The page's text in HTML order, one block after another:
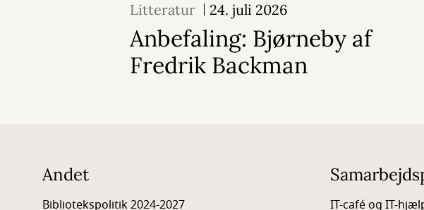
Litteratur 24. juli 2026
Anbefaling: Bjørneby af
Fredrik Backman
Andet
Bibliotekspolitik 2024-2027
IT-café og IT-